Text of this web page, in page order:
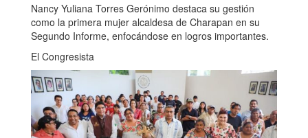
Nancy Yuliana Torres Gerónimo destaca su gestión
como la primera mujer alcaldesa de Charapan en su
Segundo Informe, enfocándose en logros importantes.
El Congresista